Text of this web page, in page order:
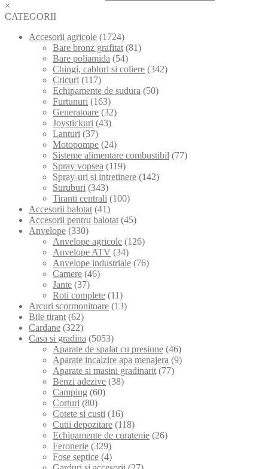
×
CATEGORII
Accesorii agricole (1724)
Bare bronz grafitat (81)
Bare poliamida (54)
Chingi, cabluri si coliere (342)
Cricuri (117)
Echipamente de sudura (50)
Furtunuri (163)
Generatoare (32)
Joystickuri (43)
Lanturi (37)
Motopompe (24)
Sisteme alimentare combustibil (77)
Spray vopsea (119)
Spray-uri si intretinere (142)
Suruburi (343)
Tiranti centrali (100)
Accesorii balotat (41)
Accesorii pentru balotat (45)
Anvelope (330)
Anvelope agricole (126)
Anvelope ATV (34)
Anvelope industriale (76)
Camere (46)
Jante (37)
Roti complete (11)
Arcuri scormonitoare (13)
Bile tirant (62)
Cardane (322)
Casa si gradina (5053)
Aparate de spalat cu presiune (46)
Aparate incalzire apa menajera (9)
Aparate si masini gradinarit (77)
Benzi adezive (38)
Camping (60)
Corturi (80)
Cotete si custi (16)
Cutii depozitare (118)
Echipamente de curatenie (26)
Feronerie (329)
Fose septice (4)